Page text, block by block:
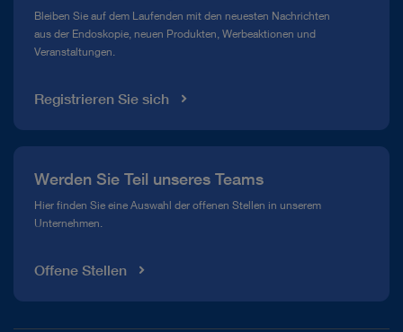
Mediathek
Bleiben Sie auf dem Laufenden mit den neuesten Nachrichten
aus der Endoskopie, neuen Produkten, Werbeaktionen und
Veranstaltungen.
Registrieren Sie sich
Werden Sie Teil unseres Teams
Hier finden Sie eine Auswahl der offenen Stellen in unserem
Unternehmen.
Offene Stellen